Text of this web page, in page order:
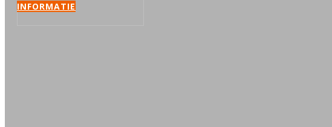
INFORMATIE